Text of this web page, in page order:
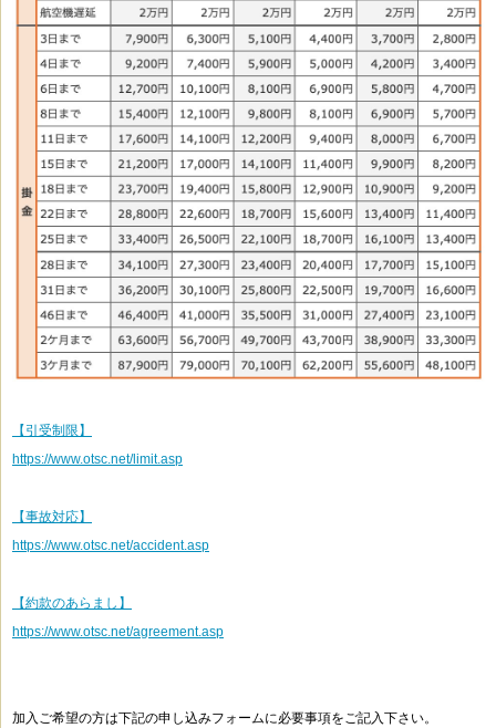
【引受制限】
https://www.otsc.net/limit.asp
【事故対応】
https://www.otsc.net/accident.asp
【約款のあらまし】
https://www.otsc.net/agreement.asp
加入ご希望の方は下記の申し込みフォームに必要事項をご記入下さい。